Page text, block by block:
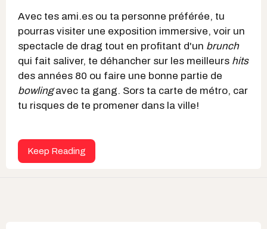
Avec tes ami.es ou ta personne préférée, tu
pourras visiter une exposition immersive, voir un
spectacle de drag tout en profitant d'un brunch
qui fait saliver, te déhancher sur les meilleurs hits
des années 80 ou faire une bonne partie de
bowlingavec ta gang. Sors ta carte de métro, car
tu risques de te promener dans la ville!
Keep Reading